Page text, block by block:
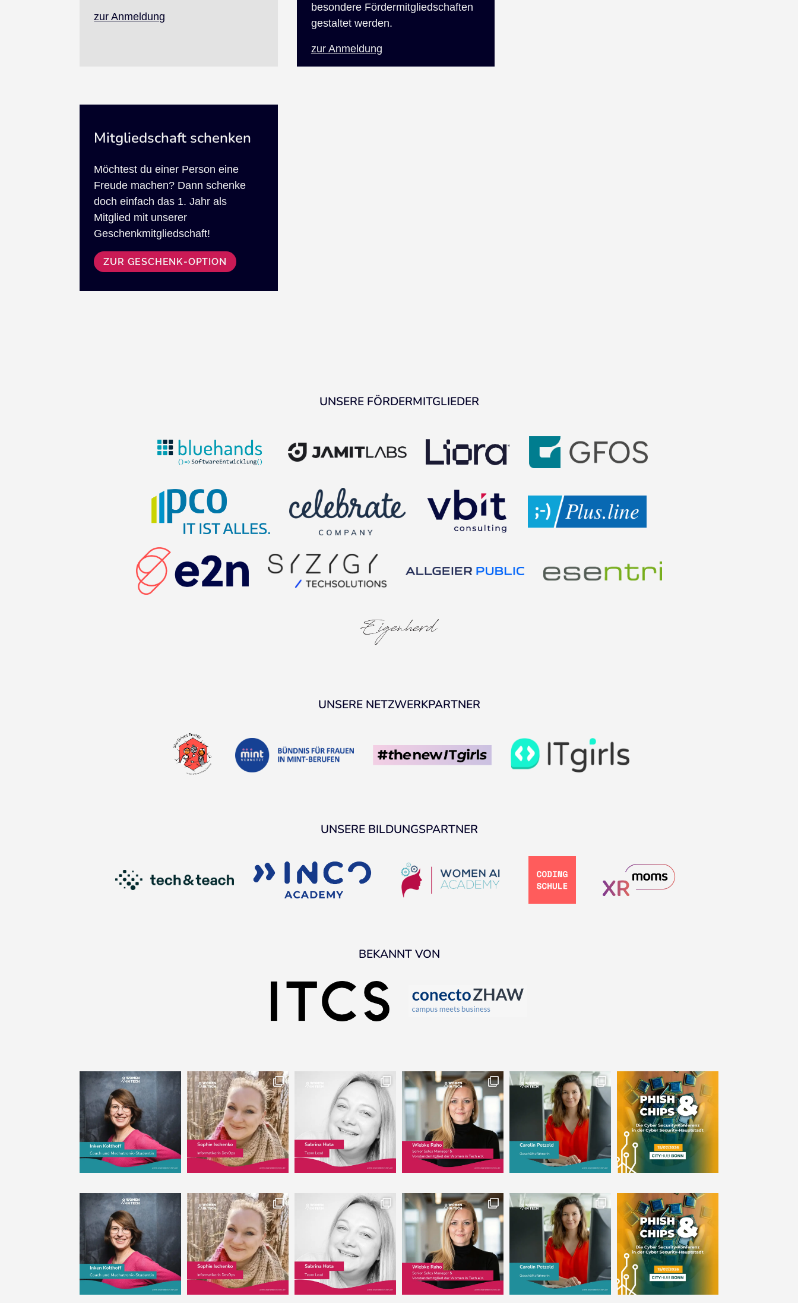
zur Anmeldung
besondere Fördermitgliedschaften
gestaltet werden.
zur Anmeldung
Mitgliedschaft schenken
Möchtest du einer Person eine
Freude machen? Dann schenke
doch einfach das 1. Jahr als
Mitglied mit unserer
Geschenkmitgliedschaft!
ZUR GESCHENK-OPTION
UNSERE FÖRDERMITGLIEDER
UNSERE NETZWERKPARTNER
UNSERE BILDUNGSPARTNER
BEKANNT VON